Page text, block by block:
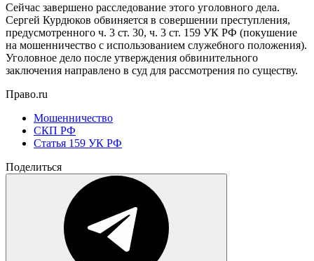
Сейчас завершено расследование этого уголовного дела.
Сергей Курдюков обвиняется в совершении преступления,
предусмотренного ч. 3 ст. 30, ч. 3 ст. 159 УК РФ (покушение
на мошенничество с использованием служебного положения).
Уголовное дело после утверждения обвинительного
заключения направлено в суд для рассмотрения по существу.
Право.ru
Мошенничество
СКП РФ
Статья 159 УК РФ
Поделиться